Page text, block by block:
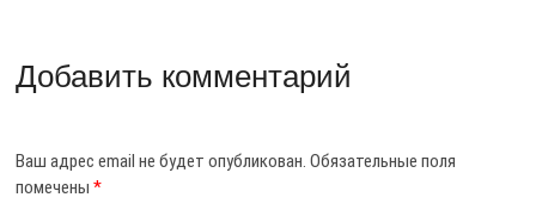
Добавить комментарий
Ваш адрес email не будет опубликован. Обязательные поля
помечены*